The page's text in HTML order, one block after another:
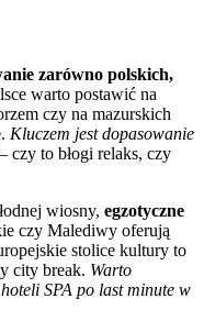
zarówno polskich,
warto postawić na
czy na mazurskich
Kluczem jest dopasowanie
– czy to błogi relaks, czy
wiosny, egzotyczne
czy Malediwy oferują
stolice kultury to
city break. Warto
SPA po last minute w